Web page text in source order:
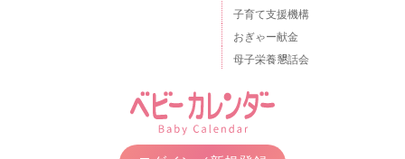
子育て支援機構
おぎゃー献金
母子栄養懇話会